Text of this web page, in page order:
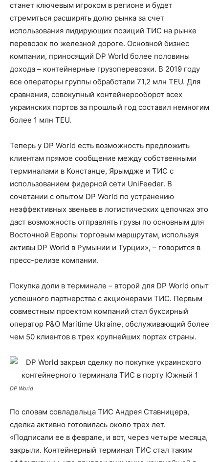
станет ключевым игроком в регионе и будет
стремиться расширять долю рынка за счет
использования лидирующих позиций ТИС на рынке
перевозок по железной дороге. Основной бизнес
компании, приносящий DP World более половины
дохода – контейнерные грузоперевозки. В 2019 году
все операторы группы обработали 71,2 млн TEU. Для
сравнения, совокупный контейнерооборот всех
украинских портов за прошлый год составил немногим
более 1 млн TEU.
Теперь у DP World есть возможность предложить
клиентам прямое сообщение между собственными
терминалами в Констанце, Ярымдже и ТИС с
использованием фидерной сети UniFeeder. В
сочетании с опытом DP World по устранению
неэффективных звеньев в логистических цепочках это
даст возможность отправлять грузы по основным для
Восточной Европы торговым маршрутам, используя
активы DP World в Румынии и Турции», – говорится в
пресс-релизе компании.
Покупка доли в терминале – второй для DP World опыт
успешного партнерства с акционерами ТИС. Первым
совместным проектом компаний стал буксирный
оператор P&O Maritime Ukraine, обслуживающий более
чем 50 клиентов в трех крупнейших портах страны.
DP World
По словам совладельца ТИС Андрея Ставницера,
сделка активно готовилась около трех лет.
«Подписали ее в феврале, и вот, через четыре месяца,
закрыли. Контейнерный терминал ТИС стал таким